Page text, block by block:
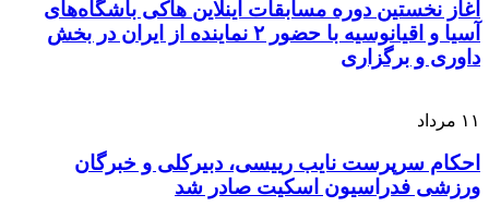
آغاز نخستین دوره مسابقات اینلاین هاکی باشگاه‌های
آسیا و اقیانوسیه با حضور ۲ نماینده از ایران در بخش
داوری و برگزاری
۱۱ مرداد
احکام سرپرست نایب رییسی، دبیرکلی و خبرگان
ورزشی فدراسیون اسکیت صادر شد